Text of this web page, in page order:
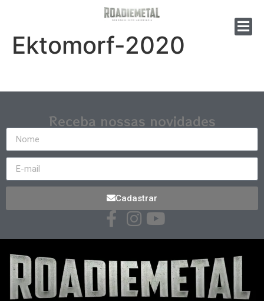
Ektomorf-2020
Receba nossas novidades
Cadastrar